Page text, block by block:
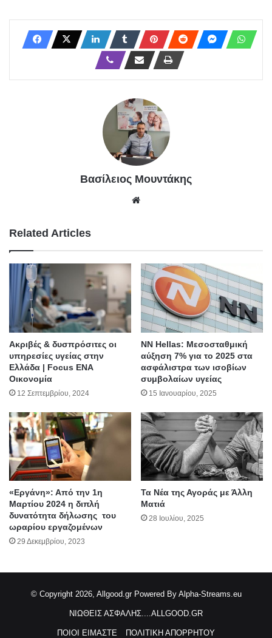
Βασίλειος Μουντάκης
Related Articles
Ακριβές & δυσπρόσιτες οι
υπηρεσίες υγείας στην
Ελλάδα | Focus ENA
Oικονομία
12 Σεπτεμβρίου, 2024
NN Hellas: Μεσοσταθμική
αύξηση 7% για το 2025 στα
ασφάλιστρα των ισοβίων
συμβολαίων υγείας
15 Ιανουαρίου, 2025
«Εργάνη»: Από την 1η
Μαρτίου 2024 η διπλή
δυνατότητα δήλωσης του
ωραρίου εργαζομένων
29 Δεκεμβρίου, 2023
Τα Νέα της Αγοράς με Άλλη
Ματιά
28 Ιουλίου, 2025
© Copyright 2026, Allgood.gr Powered By Alpha-Streams.eu
ΝΙΩΘΕΙΣ ΑΣΦΑΛΗΣ....ALLGOOD.GR
ΠΟΙΟΙ ΕΙΜΑΣΤΕ ΠΟΛΙΤΙΚΗ ΑΠΟΡΡΗΤΟΥ